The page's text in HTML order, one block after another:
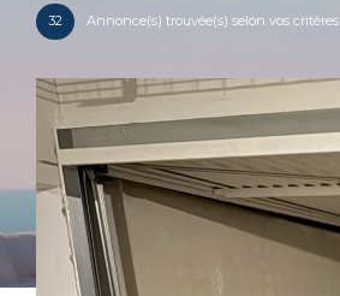
32 Annonce(s) trouvée(s) selon vos critères